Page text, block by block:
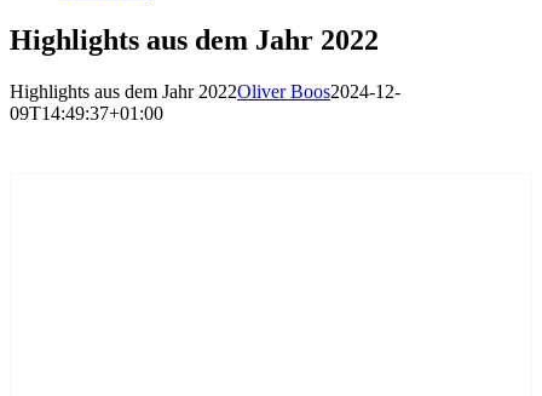
Highlights aus dem Jahr 2022
Highlights aus dem Jahr 2022Oliver Boos2024-12-
09T14:49:37+01:00